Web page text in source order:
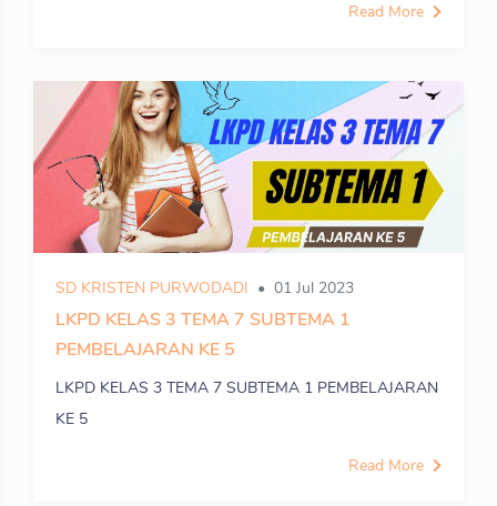
Read More
SD KRISTEN PURWODADI 01 Jul 2023
LKPD KELAS 3 TEMA 7 SUBTEMA 1
PEMBELAJARAN KE 5
LKPD KELAS 3 TEMA 7 SUBTEMA 1 PEMBELAJARAN
KE 5
Read More